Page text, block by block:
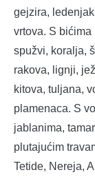
gejzira,
vrtova. S
spužvi, koralja,
rakova, lignji,
kitova, tuljana,
plamenaca. S
jablanima,
plutajućim
Tetide, Nereja,